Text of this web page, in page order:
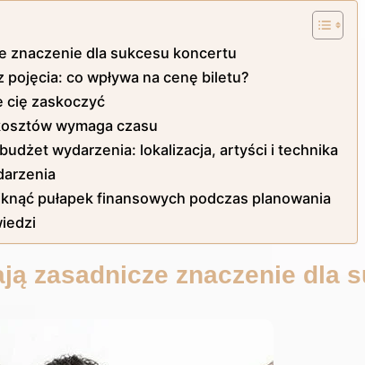
znaczenie dla sukcesu koncertu
co wpływa na cenę biletu?
cię zaskoczyć
wymaga czasu
wydarzenia: lokalizacja, artyści i technika
pułapek finansowych podczas planowania
zasadnicze znaczenie dla